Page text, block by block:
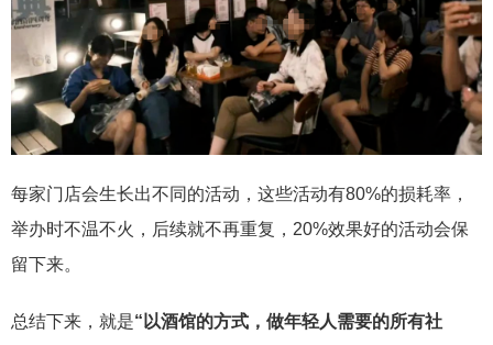
每家门店会生长出不同的活动，这些活动有80%的损耗率，
举办时不温不火，后续就不再重复，20%效果好的活动会保
留下来。
总结下来，就是“以酒馆的方式，做年轻人需要的所有社